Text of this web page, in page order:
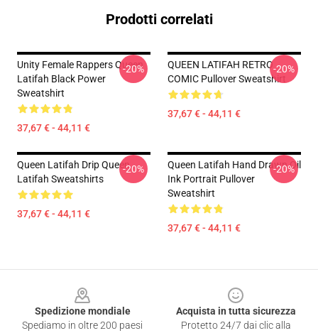
Prodotti correlati
Unity Female Rappers Queen
Latifah Black Power
Sweatshirt
37,67 € - 44,11 €
-20%
QUEEN LATIFAH RETRO
COMIC Pullover Sweatshirt
37,67 € - 44,11 €
-20%
Queen Latifah Drip Queen
Latifah Sweatshirts
37,67 € - 44,11 €
-20%
Queen Latifah Hand Drawn Oil
Ink Portrait Pullover
Sweatshirt
37,67 € - 44,11 €
-20%
Spedizione mondiale
Spediamo in oltre 200 paesi
Acquista in tutta sicurezza
Protetto 24/7 dai clic alla